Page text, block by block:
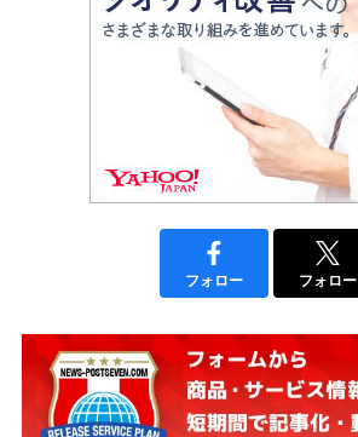
フォロー フォロー